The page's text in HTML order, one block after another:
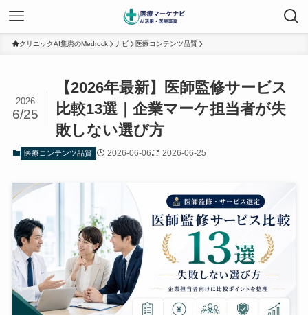
クリニックAI集患のMedrock ナビ 医療コンテンツ品質
【2026年最新】医師監修サービス
比較13選｜企業マーケ担当者が失
敗しない選び方
2026
6/25
医療コンテンツ品質 2026-06-06 2026-06-25